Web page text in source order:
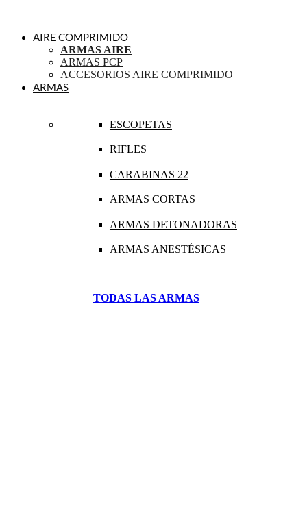
AIRE COMPRIMIDO
ARMAS AIRE
ARMAS PCP
ACCESORIOS AIRE COMPRIMIDO
ARMAS
ESCOPETAS
RIFLES
CARABINAS 22
ARMAS CORTAS
ARMAS DETONADORAS
ARMAS ANESTÉSICAS
TODAS LAS ARMAS